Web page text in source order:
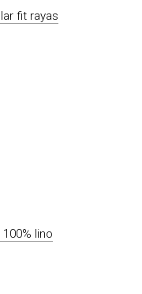
fit rayas
lino